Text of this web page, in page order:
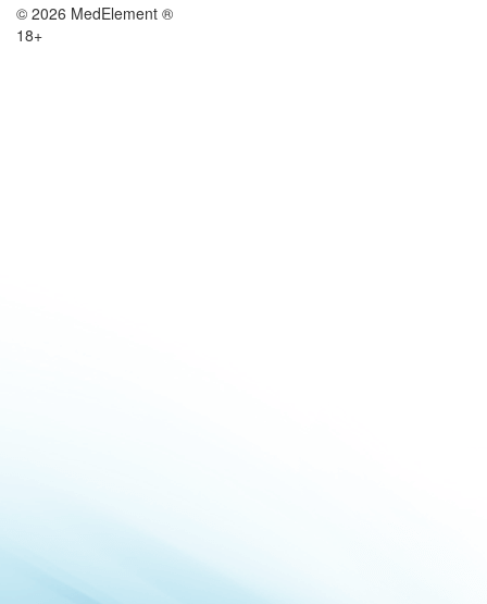
© 2026 MedElement ®
18+